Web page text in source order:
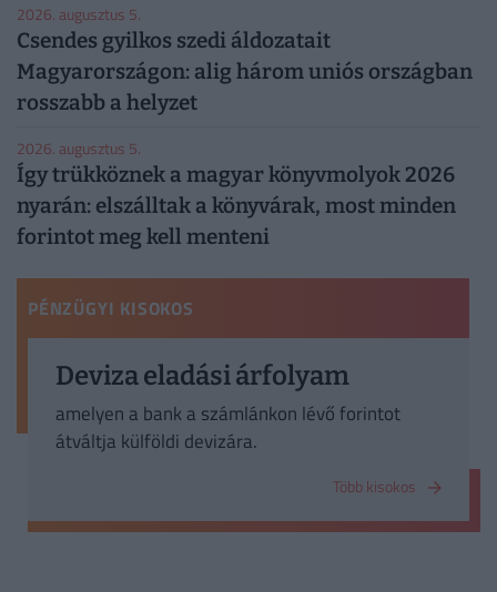
2026. augusztus 5.
Csendes gyilkos szedi áldozatait
Magyarországon: alig három uniós országban
rosszabb a helyzet
2026. augusztus 5.
Így trükköznek a magyar könyvmolyok 2026
nyarán: elszálltak a könyvárak, most minden
forintot meg kell menteni
PÉNZÜGYI KISOKOS
Deviza eladási árfolyam
amelyen a bank a számlánkon lévő forintot
átváltja külföldi devizára.
Több kisokos